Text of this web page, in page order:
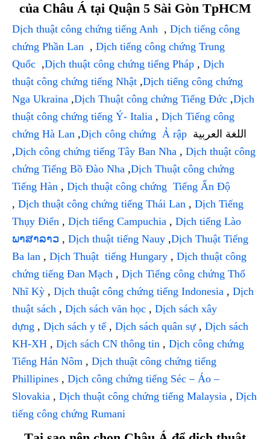
của Châu Á tại Quận 5 Sài Gòn TpHCM
Dịch thuật công chứng tiếng Anh , Dịch tiếng công
chứng Phần Lan , Dịch tiếng công chứng Trung
Quốc ,Dịch thuật công chứng tiếng Pháp , Dịch
thuật công chứng tiếng Nhật ,Dịch tiếng công chứng
Nga Ukraina ,Dịch Thuật công chứng Tiếng Đức ,Dịch
thuật công chứng tiếng Ý- Italia , Dịch Tiếng công
chứng Hà Lan ,Dịch công chứng Ả rập
,Dịch công chứng tiếng Tây Ban Nha , Dịch thuật công
chứng Tiếng Bồ Đào Nha ,Dịch Thuật công chứng
Tiếng Hàn , Dịch thuật công chứng Tiếng Ấn Độ
, Dịch thuật công chứng tiếng Thái Lan , Dịch Tiếng
Thụy Điển , Dịch tiếng Campuchia , Dịch tiếng Lào
ພາສາລາວ , Dịch thuật tiếng Nauy ,Dịch Thuật Tiếng
Ba lan , Dịch Thuật tiếng Hungary , Dịch thuật công
chứng tiếng Đan Mạch , Dịch Tiếng công chứng Thổ
Nhĩ Kỳ , Dịch thuật công chứng tiếng Indonesia , Dịch
thuật sách , Dịch sách văn học , Dịch sách xây
dựng , Dịch sách y tế, Dịch sách quân sự, Dịch sách
KH-XH , Dịch sách CN thông tin , Dịch công chứng
Tiếng Hán Nôm , Dịch thuật công chứng tiếng
Phillipines , Dịch công chứng tiếng Séc – Áo –
Slovakia , Dịch thuật công chứng tiếng Malaysia , Dịch
tiếng công chứng Rumani